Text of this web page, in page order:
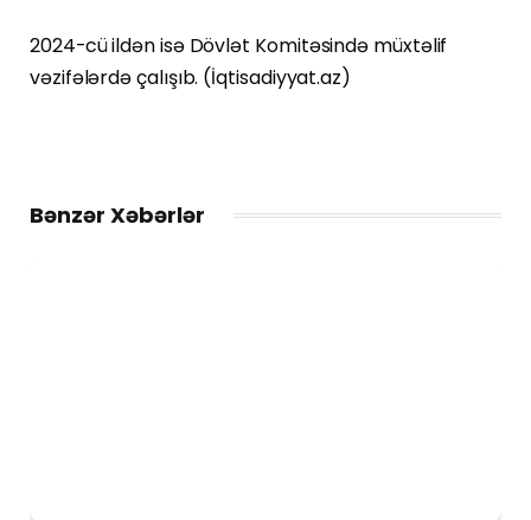
2024-cü ildən isə Dövlət Komitəsində müxtəlif
vəzifələrdə çalışıb. (İqtisadiyyat.az)
Bənzər Xəbərlər